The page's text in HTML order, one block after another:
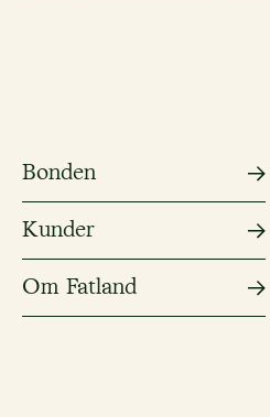
Bonden
Kunder
Om Fatland
Her finner du bonus og
Ta kontakt dersom du
Her kan du finne fullstendige
Siv